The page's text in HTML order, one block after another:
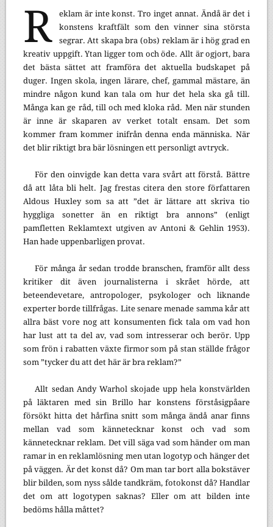
R
eklam är inte konst. Tro inget annat. Ändå är det i
konstens kraftfält som den vinner sina största
segrar. Att skapa bra (obs) reklam är i hög grad en
kreativ uppgift. Ytan ligger tom och öde. Allt är ogjort, bara
det bästa sättet att framföra det aktuella budskapet på
duger. Ingen skola, ingen lärare, chef, gammal mästare, än
mindre någon kund kan tala om hur det hela ska gå till.
Många kan ge råd, till och med kloka råd. Men när stunden
är inne är skaparen av verket totalt ensam. Det som
kommer fram kommer inifrån denna enda människa. När
det blir riktigt bra bär lösningen ett personligt avtryck.
För den oinvigde kan detta vara svårt att förstå. Bättre
då att låta bli helt. Jag frestas citera den store författaren
Aldous Huxley som sa att ”det är lättare att skriva tio
hyggliga sonetter än en riktigt bra annons” (enligt
pamfletten Reklamtext utgiven av Antoni & Gehlin 1953).
Han hade uppenbarligen provat.
För många år sedan trodde branschen, framför allt dess
kritiker dit även journalisterna i skrået hörde, att
beteendevetare, antropologer, psykologer och liknande
experter borde tillfrågas. Lite senare menade samma kår att
allra bäst vore nog att konsumenten fick tala om vad hon
har lust att ta del av, vad som intresserar och berör. Upp
som frön i rabatten växte firmor som på stan ställde frågor
som ”tycker du att det här är bra reklam?”
Allt sedan Andy Warhol skojade upp hela konstvärlden
på läktaren med sin Brillo har konstens förståsigpåare
försökt hitta det hårfina snitt som många ändå anar finns
mellan vad som kännetecknar konst och vad som
kännetecknar reklam. Det vill säga vad som händer om man
ramar in en reklamlösning men utan logotyp och hänger det
på väggen. Är det konst då? Om man tar bort alla bokstäver
blir bilden, som nyss sålde tandkräm, fotokonst då? Handlar
det om att logotypen saknas? Eller om att bilden inte
bedöms hålla måttet?